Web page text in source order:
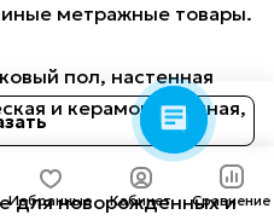
вопросы.
иные метражные товары.
пол, настенная
и керамогранитная,
для новорожденных и
Избранные Кабинет Сравнение